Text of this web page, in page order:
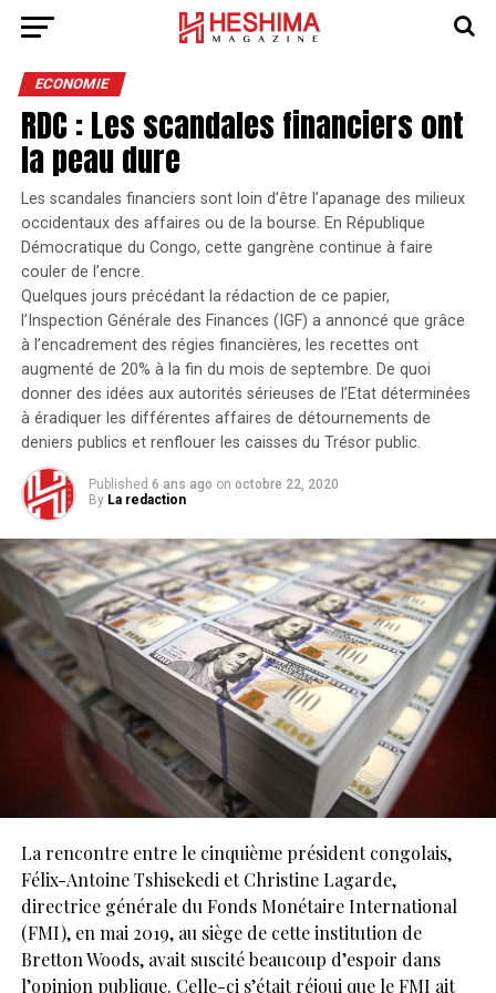
ECONOMIE
RDC : Les scandales financiers ont
la peau dure
Les scandales financiers sont loin d’être l’apanage des milieux
occidentaux des affaires ou de la bourse. En République
Démocratique du Congo, cette gangrène continue à faire
couler de l’encre.
Quelques jours précédant la rédaction de ce papier,
l’Inspection Générale des Finances (IGF) a annoncé que grâce
à l’encadrement des régies financières, les recettes ont
augmenté de 20% à la fin du mois de septembre. De quoi
donner des idées aux autorités sérieuses de l’Etat déterminées
à éradiquer les différentes affaires de détournements de
deniers publics et renflouer les caisses du Trésor public.
Published 6 ans ago on octobre 22, 2020
By La redaction
La rencontre entre le cinquième président congolais,
Félix-Antoine Tshisekedi et Christine Lagarde,
directrice générale du Fonds Monétaire International
(FMI), en mai 2019, au siège de cette institution de
Bretton Woods, avait suscité beaucoup d’espoir dans
l’opinion publique. Celle-ci s’était réjoui que le FMI ait
Go to mobile version